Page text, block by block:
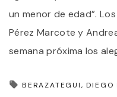
un menor de edad”.
Pérez Marcote y
semana próxima los
BERAZATEGUI DIEGO